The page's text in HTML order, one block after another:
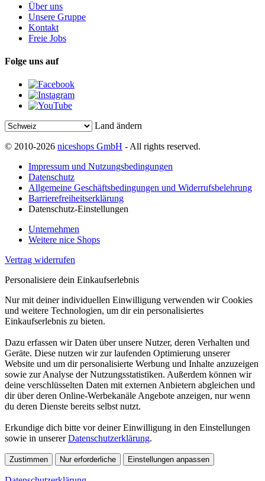
Über uns
Unsere Gruppe
Kontakt
Freie Jobs
Folge uns auf
Land ändern
© 2010-2026 niceshops GmbH - All rights reserved.
Impressum und Nutzungsbedingungen
Datenschutz
Allgemeine Geschäftsbedingungen und Widerrufsbelehrung
Barrierefreiheitserklärung
Datenschutz-Einstellungen
Unternehmen
Weitere nice Shops
Vertrag widerrufen
Personalisiere dein Einkaufserlebnis
Nur mit deiner individuellen Einwilligung verwenden wir Cookies
und weitere Technologien, um dir ein personalisiertes
Einkaufserlebnis zu bieten.
Dazu erfassen wir Daten über unsere Nutzer, deren Verhalten und
Geräte. Diese nutzen wir zur laufenden Optimierung unserer
Website und um dir personalisierte Werbung und Inhalte anzuzeigen
sowie zur Analyse der Nutzungsstatistiken. Außerdem können wir
deine verschlüsselten Daten mit externen Anbietern abgleichen und
dir über deren Online-Werbekanäle Angebote anzeigen, nur wenn
du deren Dienste bereits selbst nutzt.
Erkundige dich bitte vor deiner Einwilligung in den Einstellungen
sowie in unsererDatenschutzerklärung.
Zustimmen Nur erforderliche Einstellungen anpassen